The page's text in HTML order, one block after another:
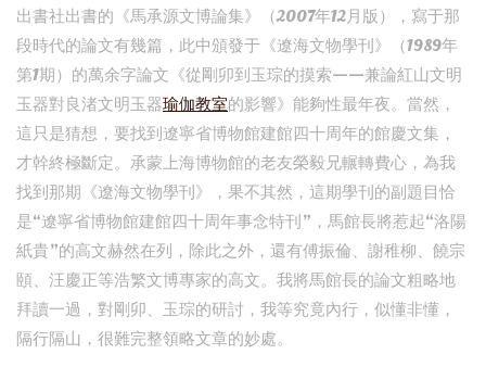
出書社出書的《馬承源文博論集》（2007年12月版），寫于那
段時代的論文有幾篇，此中頒發于《遼海文物學刊》（1989年
第1期）的萬余字論文《從剛卯到玉琮的摸索——兼論紅山文明
玉器對良渚文明玉器瑜伽教室的影響》能夠性最年夜。當然，
這只是猜想，要找到遼寧省博物館建館四十周年的館慶文集，
才幹終極斷定。承蒙上海博物館的老友榮毅兄輾轉費心，為我
找到那期《遼海文物學刊》，果不其然，這期學刊的副題目恰
是“遼寧省博物館建館四十周年事念特刊”，馬館長將惹起“洛陽
紙貴”的高文赫然在列，除此之外，還有傅振倫、謝稚柳、饒宗
頤、汪慶正等浩繁文博專家的高文。我將馬館長的論文粗略地
拜讀一過，對剛卯、玉琮的研討，我等究竟內行，似懂非懂，
隔行隔山，很難完整領略文章的妙處。